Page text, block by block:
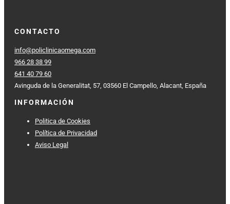
CONTACTO
info@policlinicaomega.com
966 28 38 99
641 40 79 60
Avinguda de la Generalitat, 57, 03560 El Campello, Alacant, España
INFORMACIÓN
Politica de Cookies
Política de Privacidad
Aviso Legal